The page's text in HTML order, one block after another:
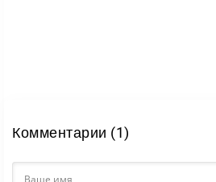
Комментарии (1)